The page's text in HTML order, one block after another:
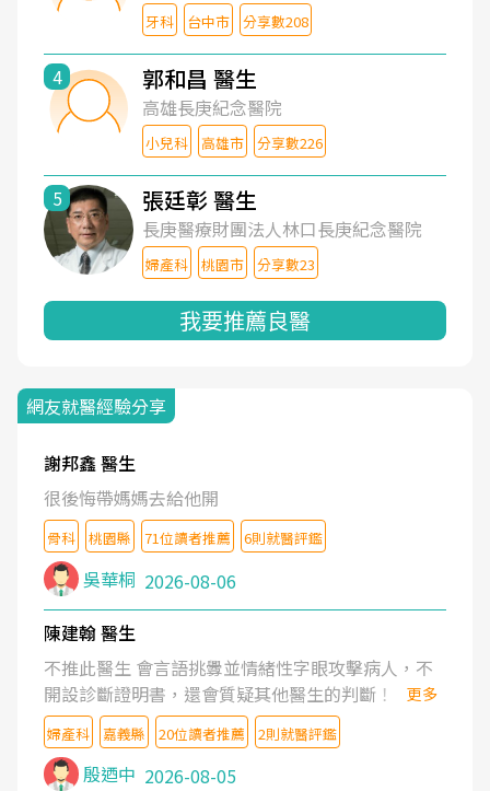
牙科 台中市 分享數208
4 郭和昌 醫生
高雄長庚紀念醫院
小兒科 高雄市 分享數226
5 張廷彰 醫生
長庚醫療財團法人林口長庚紀念醫院
婦產科 桃園市 分享數23
我要推薦良醫
網友就醫經驗分享
謝邦鑫 醫生
很後悔帶媽媽去給他開
骨科 桃園縣 71位讀者推薦 6則就醫評鑑
吳華桐 2026-08-06
陳建翰 醫生
不推此醫生 會言語挑釁並情緒性字眼攻擊病人，不
開設診斷證明書，還會質疑其他醫生的判斷！
更多
婦產科 嘉義縣 20位讀者推薦 2則就醫評鑑
殷迺中 2026-08-05